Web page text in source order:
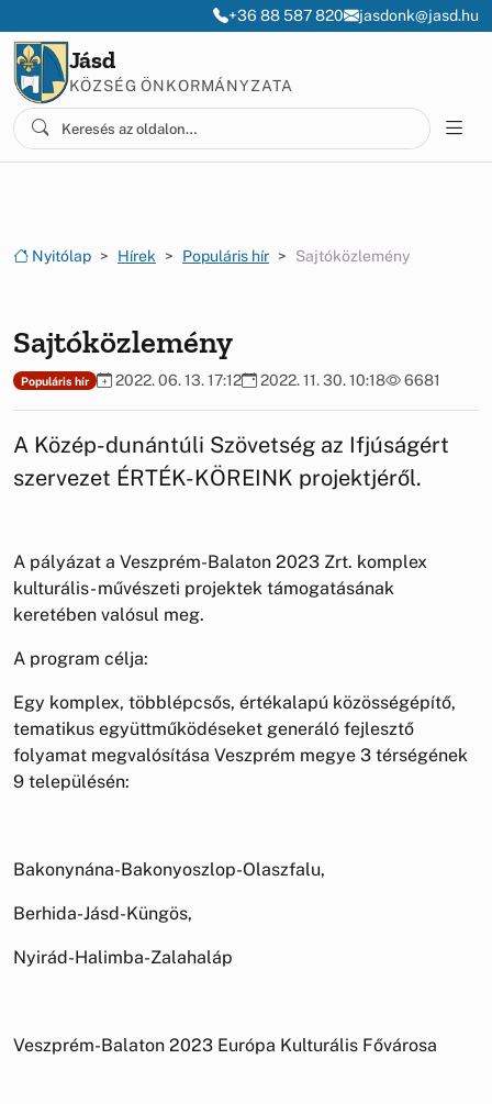
+36 88 587 820 jasdonk@jasd.hu
Jásd
KÖZSÉG ÖNKORMÁNYZATA
Nyitólap Hírek Populáris hír Sajtóközlemény
Sajtóközlemény
Populáris hír 2022. 06. 13. 17:12 2022. 11. 30. 10:18 6681
A Közép-dunántúli Szövetség az Ifjúságért
szervezet ÉRTÉK-KÖREINK projektjéről.
A pályázat a Veszprém-Balaton 2023 Zrt. komplex
kulturális- művészeti projektek támogatásának
keretében valósul meg.
A program célja:
Egy komplex, többlépcsős, értékalapú közösségépítő,
tematikus együttműködéseket generáló fejlesztő
folyamat megvalósítása Veszprém megye 3 térségének
9 településén:
Bakonynána-Bakonyoszlop-Olaszfalu,
Berhida-Jásd-Küngös,
Nyirád-Halimba-Zalahaláp
Veszprém-Balaton 2023 Európa Kulturális Fővárosa